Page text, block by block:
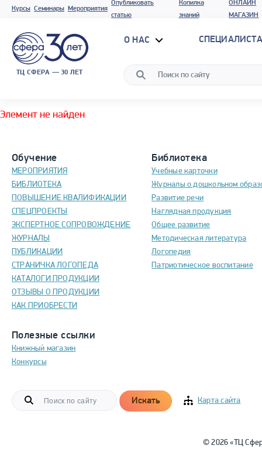
Курсы Семинары Мероприятия
Опубликовать
статью
Копилка
знаний
ОНЛАЙН
МАГАЗИН
ТЦ СФЕРА — 30 ЛЕТ
О НАС
Элемент не найден
Обучение
МЕРОПРИЯТИЯ
БИБЛИОТЕКА
ПОВЫШЕНИЕ КВАЛИФИКАЦИИ
СПЕЦПРОЕКТЫ
ЭКСПЕРТНОЕ СОПРОВОЖДЕНИЕ
ЖУРНАЛЫ
ПУБЛИКАЦИИ
СТРАНИЧКА ЛОГОПЕДА
КАТАЛОГИ ПРОДУКЦИИ
ОТЗЫВЫ О ПРОДУКЦИИ
КАК ПРИОБРЕСТИ
Полезные ссылки
Книжный магазин
Конкурсы
Библиотека
Учебные карточки
Журналы о дошкольном
Развитие речи
Наглядная продукция
Общее развитие
Методическая литература
Логопедия
Патриотическое воспитание
Искать Карта сайта
© 2026 «ТЦ